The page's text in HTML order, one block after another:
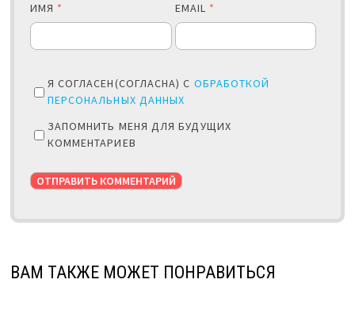
ИМЯ * EMAIL *
Я СОГЛАСЕН(СОГЛАСНА) С ОБРАБОТКОЙ
ПЕРСОНАЛЬНЫХ ДАННЫХ
ЗАПОМНИТЬ МЕНЯ ДЛЯ БУДУЩИХ
КОММЕНТАРИЕВ
ВАМ ТАКЖЕ МОЖЕТ ПОНРАВИТЬСЯ